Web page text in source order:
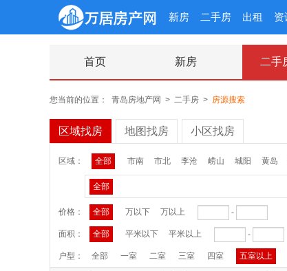
新房 二手房 出租 资
首页 新房 二手
您当前的位置： 青岛房地产网 > 二手房 > 房源搜索
区域找房 地图找房 小区找房
区域： 全部 市南 市北 李沧 崂山 城阳 黄岛
全部
价格： 全部 万以下 万以上 -
面积： 全部 平米以下 平米以上 -
户型： 全部 一室 二室 三室 四室 五室以上